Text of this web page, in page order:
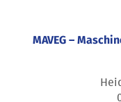
MAVEG –